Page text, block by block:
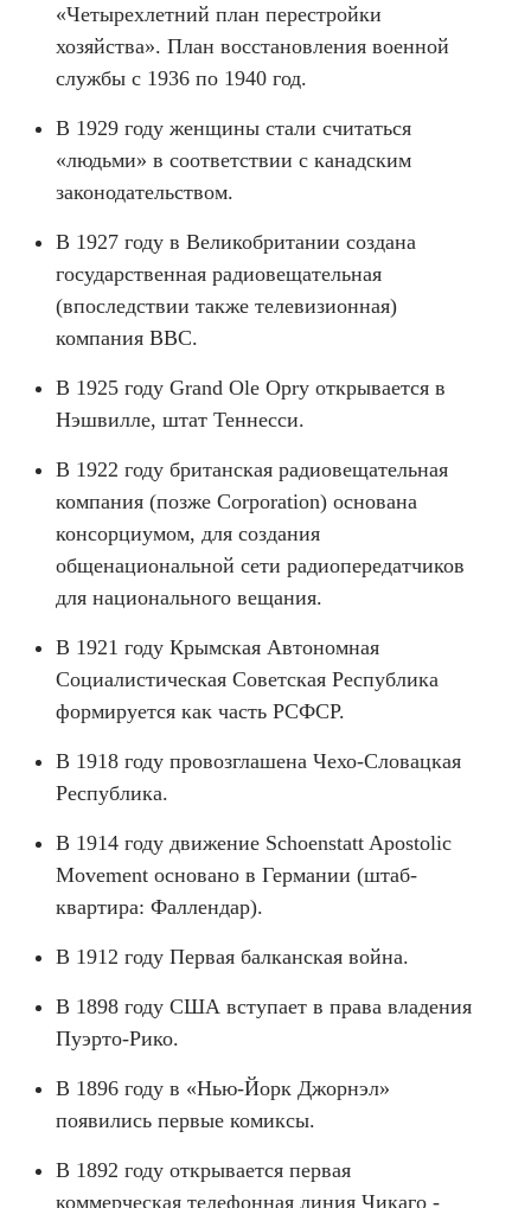
«Четырехлетний план перестройки
хозяйства». План восстановления военной
службы с 1936 по 1940 год.
В 1929 году женщины стали считаться
«людьми» в соответствии с канадским
законодательством.
В 1927 году в Великобритании создана
государственная радиовещательная
(впоследствии также телевизионная)
компания BBC.
В 1925 году Grand Ole Opry открывается в
Нэшвилле, штат Теннесси.
В 1922 году британская радиовещательная
компания (позже Corporation) основана
консорциумом, для создания
общенациональной сети радиопередатчиков
для национального вещания.
В 1921 году Крымская Автономная
Социалистическая Советская Республика
формируется как часть РСФСР.
В 1918 году провозглашена Чехо-Словацкая
Республика.
В 1914 году движение Schoenstatt Apostolic
Movement основано в Германии (штаб-
квартира: Фаллендар).
В 1912 году Первая балканская война.
В 1898 году США вступает в права владения
Пуэрто-Рико.
В 1896 году в «Нью-Йорк Джорнэл»
появились первые комиксы.
В 1892 году открывается первая
коммерческая телефонная линия Чикаго -